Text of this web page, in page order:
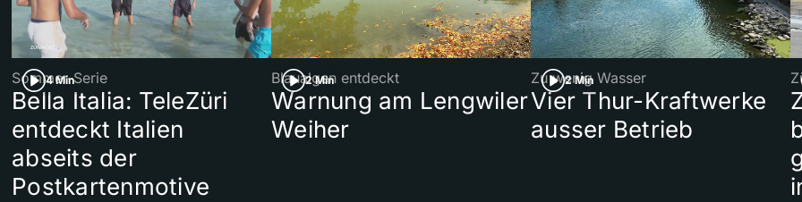
4 Min
Sommer-Serie
Bella Italia: TeleZüri
entdeckt Italien
abseits der
Postkartenmotive
2 Min
Blaualgen entdeckt
Warnung am Lengwiler
Weiher
2 Min
Zu wenig Wasser
Vier Thur-Kraftwerke
ausser Betrieb